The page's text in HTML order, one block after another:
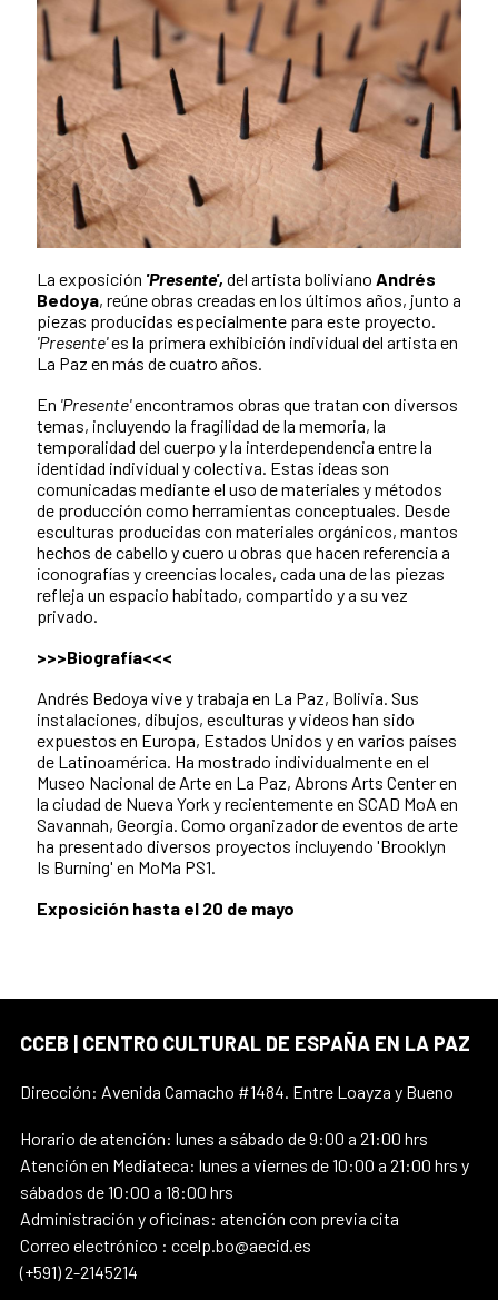
La exposición 'Presente', del artista boliviano Andrés
Bedoya, reúne obras creadas en los últimos años, junto a
piezas producidas especialmente para este proyecto.
'Presente'es la primera exhibición individual del artista en
La Paz en más de cuatro años.
En 'Presente'encontramos obras que tratan con diversos
temas, incluyendo la fragilidad de la memoria, la
temporalidad del cuerpo y la interdependencia entre la
identidad individual y colectiva. Estas ideas son
comunicadas mediante el uso de materiales y métodos
de producción como herramientas conceptuales. Desde
esculturas producidas con materiales orgánicos, mantos
hechos de cabello y cuero u obras que hacen referencia a
iconografías y creencias locales, cada una de las piezas
refleja un espacio habitado, compartido y a su vez
privado.
>>>Biografía<<<
Andrés Bedoya vive y trabaja en La Paz, Bolivia. Sus
instalaciones, dibujos, esculturas y videos han sido
expuestos en Europa, Estados Unidos y en varios países
de Latinoamérica. Ha mostrado individualmente en el
Museo Nacional de Arte en La Paz, Abrons Arts Center en
la ciudad de Nueva York y recientemente en SCAD MoA en
Savannah, Georgia. Como organizador de eventos de arte
ha presentado diversos proyectos incluyendo 'Brooklyn
Is Burning' en MoMa PS1.
Exposición hasta el 20 de mayo
CCEB | CENTRO CULTURAL DE ESPAÑA EN LA PAZ
Dirección: Avenida Camacho #1484. Entre Loayza y Bueno
Horario de atención: lunes a sábado de 9:00 a 21:00 hrs
Atención en Mediateca: lunes a viernes de 10:00 a 21:00 hrs y
sábados de 10:00 a 18:00 hrs
Administración y oficinas: atención con previa cita
Correo electrónico : ccelp.bo@aecid.es
(+591) 2-2145214